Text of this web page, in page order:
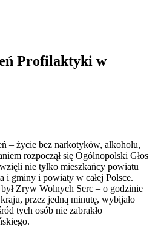
Profilaktyki w
– życie bez narkotyków, alkoholu,
rozpoczął się Ogólnopolski Głos
nie tylko mieszkańcy powiatu
i gminy i powiaty w całej Polsce.
Zryw Wolnych Serc – o godzinie
przez jedną minutę, wybijało
tych osób nie zabrakło